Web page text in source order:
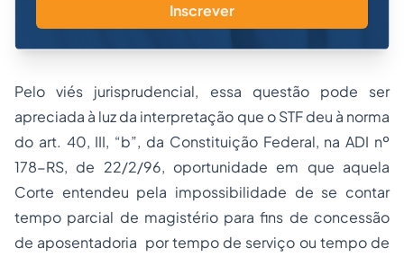
Inscrever
Pelo viés jurisprudencial, essa questão pode ser
apreciada à luz da interpretação que o STF deu à norma
do art. 40, III, “b”, da Constituição Federal, na ADI nº
178-RS, de 22/2/96, oportunidade em que aquela
Corte entendeu pela impossibilidade de se contar
tempo parcial de magistério para fins de concessão
de aposentadoria por tempo de serviço ou tempo de